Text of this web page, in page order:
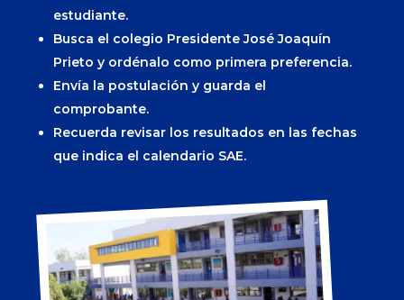
estudiante.
Busca el colegio Presidente José Joaquín
Prieto y ordénalo como primera preferencia.
Envía la postulación y guarda el
comprobante.
Recuerda revisar los resultados en las fechas
que indica el calendario SAE.